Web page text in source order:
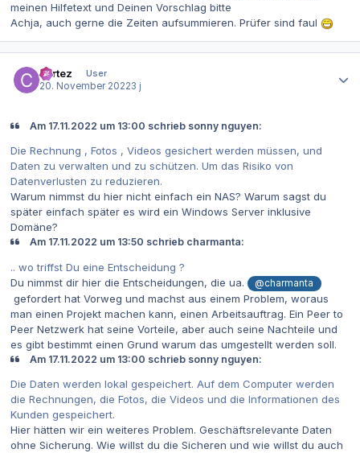
meinen Hilfetext und Deinen Vorschlag bitte
Achja, auch gerne die Zeiten aufsummieren. Prüfer sind faul
cortez
User
20. November 20223 j
Am 17.11.2022 um 13:00 schrieb sonny nguyen:
Die Rechnung , Fotos , Videos gesichert werden müssen, und
Daten zu verwalten und zu schützen. Um das Risiko von
Datenverlusten zu reduzieren.
Warum nimmst du hier nicht einfach ein NAS? Warum sagst du
später einfach später es wird ein Windows Server inklusive
Domäne?
Am 17.11.2022 um 13:50 schrieb charmanta:
.. wo triffst Du eine Entscheidung ?
Du nimmst dir hier die Entscheidungen, die ua.
@charmanta
gefordert hat Vorweg und machst aus einem Problem, woraus
man einen Projekt machen kann, einen Arbeitsauftrag. Ein Peer to
Peer Netzwerk hat seine Vorteile, aber auch seine Nachteile und
es gibt bestimmt einen Grund warum das umgestellt werden soll.
Am 17.11.2022 um 13:00 schrieb sonny nguyen:
Die Daten werden lokal gespeichert. Auf dem Computer werden
die Rechnungen, die Fotos, die Videos und die Informationen des
Kunden gespeichert.
Hier hätten wir ein weiteres Problem. Geschäftsrelevante Daten
ohne Sicherung. Wie willst du die Sicheren und wie willst du auch